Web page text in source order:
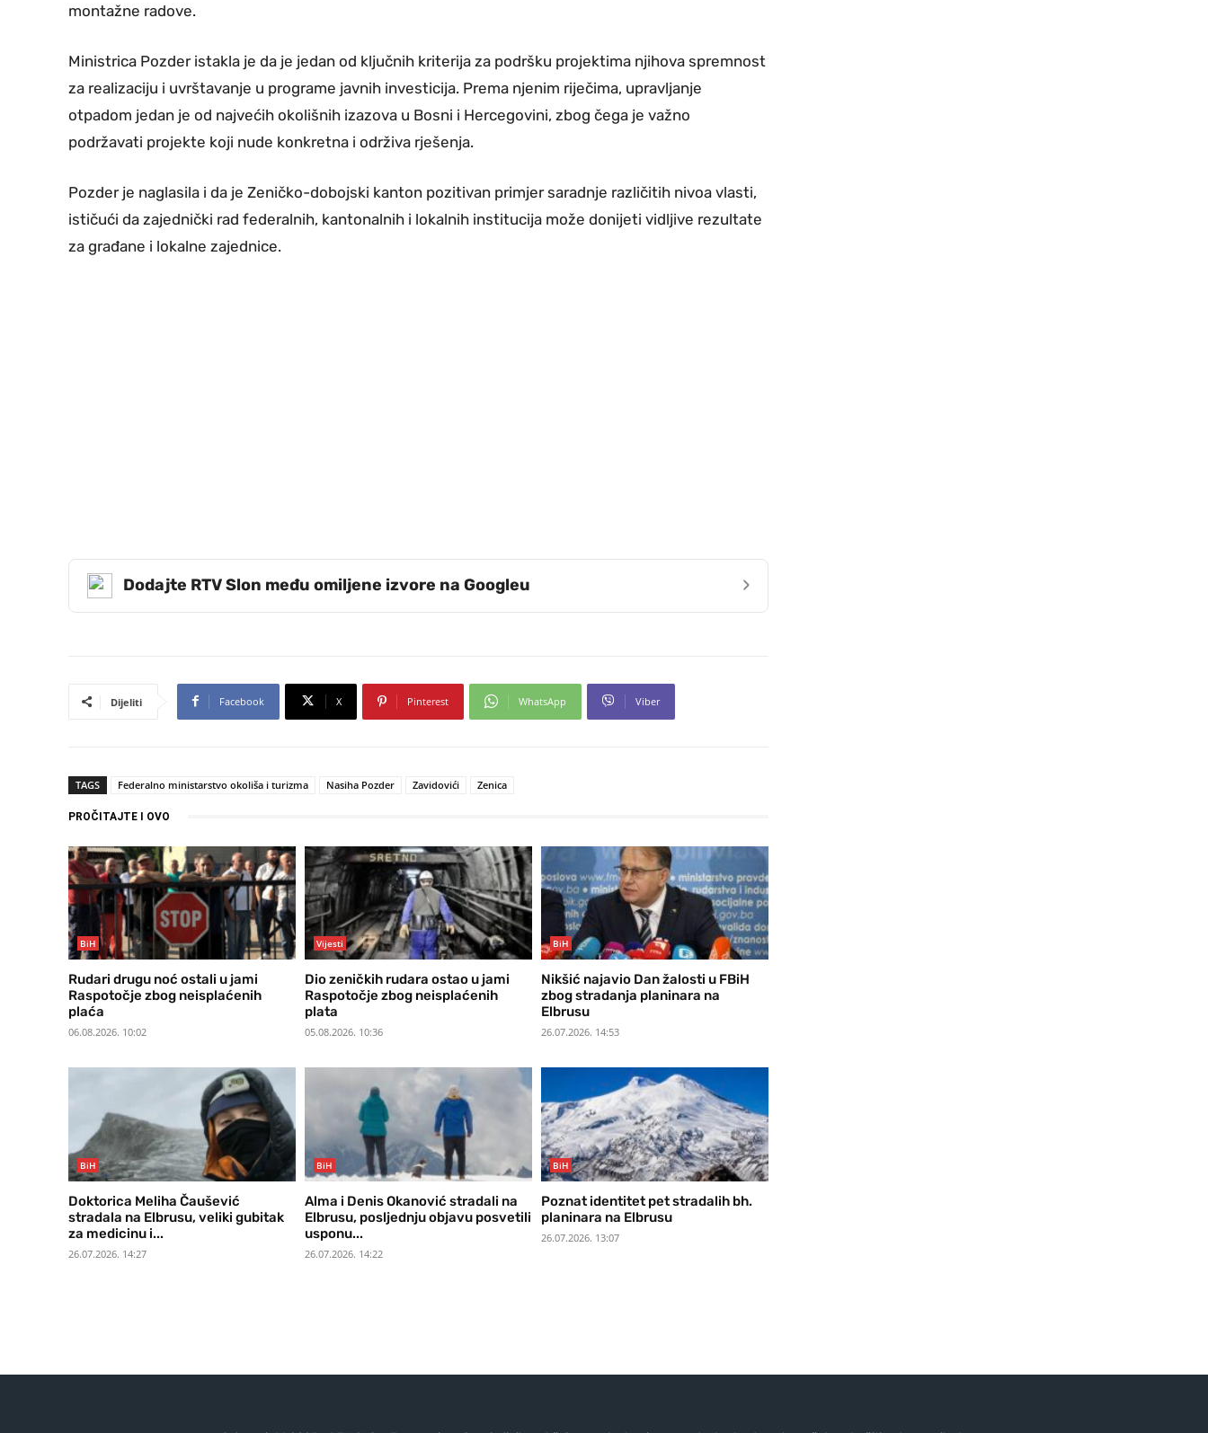
montažne radove.
Ministrica Pozder istakla je da je jedan od ključnih kriterija za podršku projektima njihova spremnost
za realizaciju i uvrštavanje u programe javnih investicija. Prema njenim riječima, upravljanje
otpadom jedan je od najvećih okolišnih izazova u Bosni i Hercegovini, zbog čega je važno
podržavati projekte koji nude konkretna i održiva rješenja.
Pozder je naglasila i da je Zeničko-dobojski kanton pozitivan primjer saradnje različitih nivoa vlasti,
ističući da zajednički rad federalnih, kantonalnih i lokalnih institucija može donijeti vidljive rezultate
za građane i lokalne zajednice.
Dodajte RTV Slon među omiljene izvore na Googleu ›
Dijeliti Facebook X Pinterest WhatsApp Viber
TAGS Federalno ministarstvo okoliša i turizma Nasiha Pozder Zavidovići Zenica
PROČITAJTE I OVO
BiH
Rudari drugu noć ostali u jami
Raspotočje zbog neisplaćenih
plaća
06.08.2026. 10:02
Vijesti
Dio zeničkih rudara ostao u jami
Raspotočje zbog neisplaćenih
plata
05.08.2026. 10:36
BiH
Nikšić najavio Dan žalosti u FBiH
zbog stradanja planinara na
Elbrusu
26.07.2026. 14:53
BiH
Doktorica Meliha Čaušević
stradala na Elbrusu, veliki gubitak
za medicinu i...
26.07.2026. 14:27
BiH
Alma i Denis Okanović stradali na
Elbrusu, posljednju objavu posvetili
usponu...
26.07.2026. 14:22
BiH
Poznat identitet pet stradalih bh.
planinara na Elbrusu
26.07.2026. 13:07